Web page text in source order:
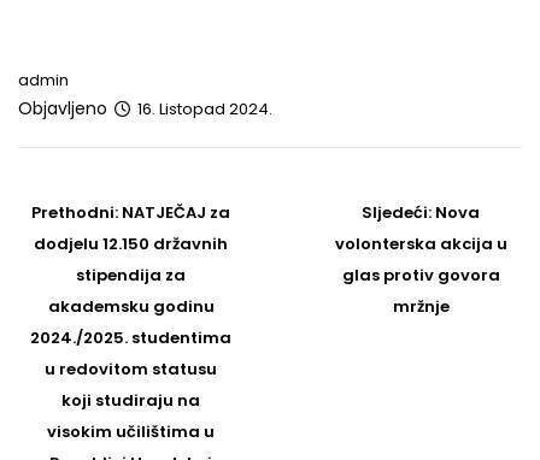
admin
Objavljeno 16. Listopad 2024.
navigation
Prethodni: Prethodni
post
NATJEČAJ za
dodjelu 12.150 državnih
stipendija za
akademsku godinu
2024./2025. studentima
u redovitom statusu
koji studiraju na
visokim učilištima u
Sljedeći: Sljedeći
Post
Nova
volonterska akcija u
glas protiv govora
mržnje